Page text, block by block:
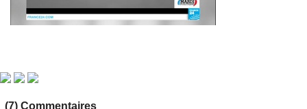
(7) Commentaires